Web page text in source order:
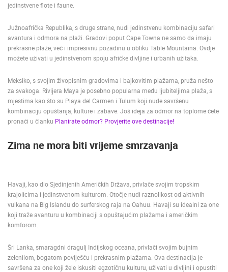
SENJ LIVE – WRITERS’ PARK AND THE VELEBIT CHANNEL SUTIVAN,
CAMS CATEGORIES
BUILDING YARDS SKI AND SNOW CROATIAN BEACHES
MARINAS AND HARBORS ZOO EVENTS AND PARTIES
TRAFFIC MONUMENTS AND SIGHTS WORLD HERITAGE
jedinstvene flote i faune.
Južnoafrička Republika, s druge strane, nudi jedinstvenu kombinaciju safari
avantura i odmora na plaži. Gradovi poput Cape Towna ne samo da imaju
prekrasne plaže, već i impresivnu pozadinu u obliku Table Mountaina. Ovdje
možete uživati u jedinstvenom spoju afričke divljine i urbanih užitaka.
Meksiko, s svojim živopisnim gradovima i bajkovitim plažama, pruža nešto
za svakoga. Rivijera Maya je posebno popularna među ljubiteljima plaža, s
mjestima kao što su Playa del Carmen i Tulum koji nude savršenu
kombinaciju opuštanja, kulture i zabave. Još ideja za odmor na toplome ćete
pronaći u članku Planirate odmor? Provjerite ove destinacije!
Zima ne mora biti vrijeme smrzavanja
Havaji, kao dio Sjedinjenih Američkih Država, privlače svojim tropskim
krajolicima i jedinstvenom kulturom. Otočje nudi raznolikost od aktivnih
vulkana na Big Islandu do surferskog raja na Oahuu. Havaji su idealni za one
koji traže avanturu u kombinaciji s opuštajućim plažama i američkim
komforom.
Šri Lanka, smaragdni dragulj Indijskog oceana, privlači svojim bujnim
zelenilom, bogatom poviješću i prekrasnim plažama. Ova destinacija je
savršena za one koji žele iskusiti egzotičnu kulturu, uživati u divljini i opustiti